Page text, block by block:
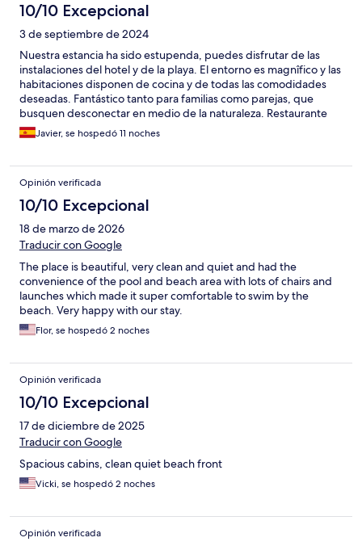
10/10 Excepcional
3 de septiembre de 2024
Nuestra estancia ha sido estupenda, puedes disfrutar de las
instalaciones del hotel y de la playa. El entorno es magnîfico y las
habitaciones disponen de cocina y de todas las comodidades
deseadas. Fantástico tanto para familias como parejas, que
busquen desconectar en medio de la naturaleza. Restaurante
con comida variada, fresca y bien cocinada.
Javier, se hospedó 11 noches
Opinión verificada
10/10 Excepcional
18 de marzo de 2026
Traducir con Google
The place is beautiful, very clean and quiet and had the
convenience of the pool and beach area with lots of chairs and
launches which made it super comfortable to swim by the
beach. Very happy with our stay.
Flor, se hospedó 2 noches
Opinión verificada
10/10 Excepcional
17 de diciembre de 2025
Traducir con Google
Spacious cabins, clean quiet beach front
Vicki, se hospedó 2 noches
Opinión verificada